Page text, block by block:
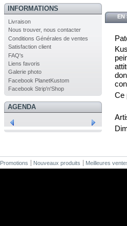
INFORMATIONS
Livraison
Nous trouver, nous contacter
Conditions Générales de ventes
Satisfaction client
FAQ's
Liens favoris
Galerie photo
Facebook PlanetKustom
Facebook Strip'n'Shop
AGENDA
EN
Ce
Promotions Nouveaux produits Meilleures